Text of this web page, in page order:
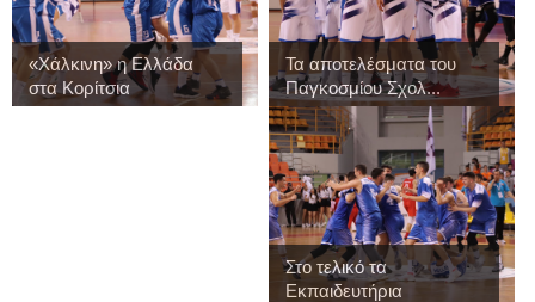
«Χάλκινη» η Ελλάδα
στα Κορίτσια
Τα αποτελέσματα του
Παγκοσμίου Σχολ...
Στο τελικό τα
Εκπαιδευτήρια